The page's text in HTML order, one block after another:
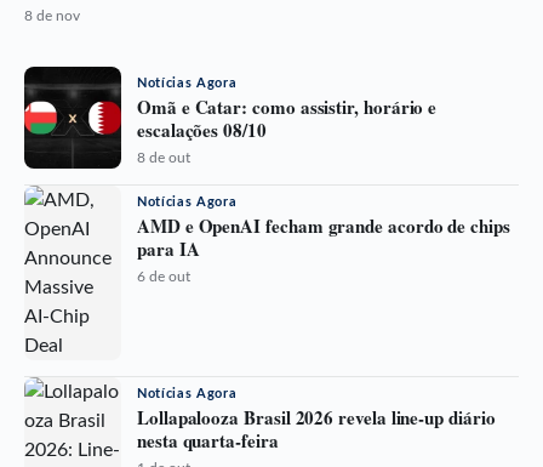
8 de nov
Notícias Agora
Omã e Catar: como assistir, horário e
escalações 08/10
8 de out
Notícias Agora
AMD e OpenAI fecham grande acordo de chips
para IA
6 de out
Notícias Agora
Lollapalooza Brasil 2026 revela line-up diário
nesta quarta-feira